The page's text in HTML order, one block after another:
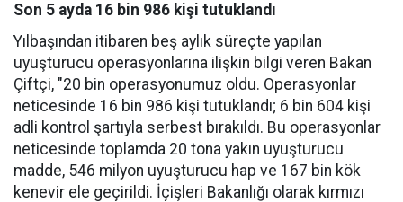
Son 5 ayda 16 bin 986 kişi tutuklandı
Yılbaşından itibaren beş aylık süreçte yapılan
uyuşturucu operasyonlarına ilişkin bilgi veren Bakan
Çiftçi, "20 bin operasyonumuz oldu. Operasyonlar
neticesinde 16 bin 986 kişi tutuklandı; 6 bin 604 kişi
adli kontrol şartıyla serbest bırakıldı. Bu operasyonlar
neticesinde toplamda 20 tona yakın uyuşturucu
madde, 546 milyon uyuşturucu hap ve 167 bin kök
kenevir ele geçirildi. İçişleri Bakanlığı olarak kırmızı